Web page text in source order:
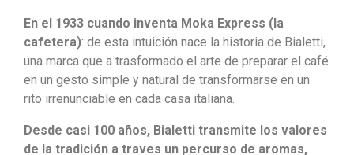
En el 1933 cuando inventa Moka Express (la
cafetera): de esta intuición nace la historia de Bialetti,
una marca que a trasformado el arte de preparar el café
en un gesto simple y natural de transformarse en un
rito irrenunciable en cada casa italiana.
Desde casi 100 años, Bialetti transmite los valores
de la tradición a traves un percurso de aromas,